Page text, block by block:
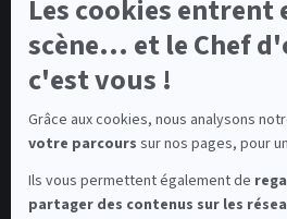
En
plus
Axeptio
Les cookies entrent
scène... et le Chef
c'est vous !
Grâce aux cookies, nous analysons
votre parcours sur nos pages, pour
Ils vous permettent également de
partager des contenus sur les
Offres
Candidature
Concours et
Contacts
Contacts spectateurs
Médiateur de la
Newsletter